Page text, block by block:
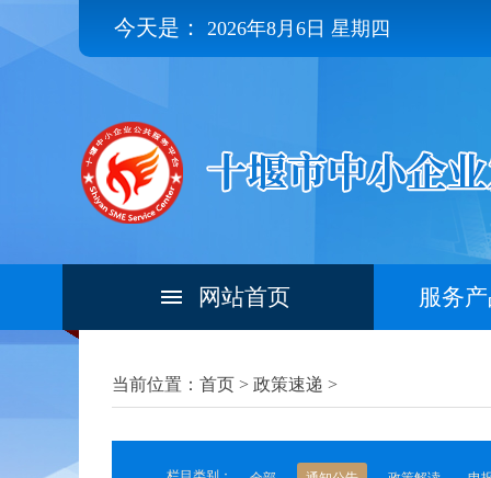
今天是： 2026年8月6日 星期四
网站首页 服务
当前位置：首页 > 政策速递 >